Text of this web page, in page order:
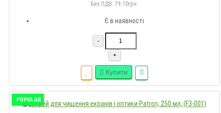
Без ПДВ: 79.10грн.
Є в наявності
-
+
Купити
POPULAR